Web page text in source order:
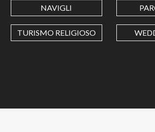
NAVIGLI
TURISMO RELIGIOSO